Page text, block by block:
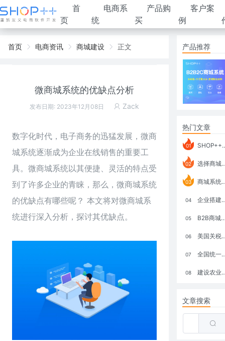
首
页
电商系
统
产品购
买
客户案
例
首页 电商资讯 商城建设 正文
微商城系统的优缺点分析
发布日期: 2023年12月08日 Zack
数字化时代，电子商务的迅猛发展， 微商
城系统逐渐成为企业在线销售的重要工
具。微商城系统以其便捷、灵活的特点受
到了许多企业的青睐，那么，微商城系统
的优缺点有哪些呢？ 本文将对微商城系
统进行深入分析，探讨其优缺点。
产品推荐
热门文章
01 SHOP++ B2B2C V9.1 全新发布 新亮点
02 选择商城系统要考虑哪些问题？
03 商城系统如何打通跨境电商模式？
04 企业搭建积分商城系统要注意什么？
05 B2B商城系统搭建：开发语言、功能、优势分析
06 美国关税政策冲击全球电商格局：五大类平台受重创，转型与自救成关键
07 全国统一大市场：电商如何掘金新蓝海？
08 建设农业强国，网上商城来助力！
文章搜索